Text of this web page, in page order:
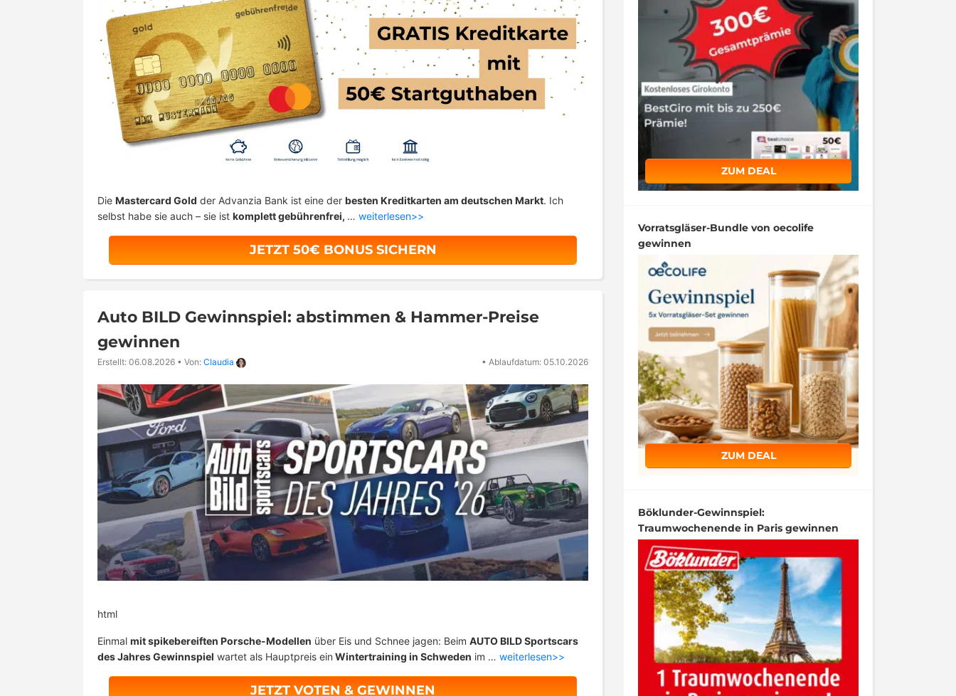
Die Mastercard Gold der Advanzia Bank ist eine der besten Kreditkarten am deutschen Markt. Ich
selbst habe sie auch – sie ist komplett gebührenfrei, … weiterlesen>>
JETZT 50€ BONUS SICHERN
Auto BILD Gewinnspiel: abstimmen & Hammer-Preise
gewinnen
Erstellt: 06.08.2026 • Von: Claudia • Ablaufdatum: 05.10.2026
html
Einmal mit spikebereiften Porsche-Modellen über Eis und Schnee jagen: Beim AUTO BILD Sportscars
des Jahres Gewinnspiel wartet als Hauptpreis ein Wintertraining in Schweden im … weiterlesen>>
JETZT VOTEN & GEWINNEN
ZUM DEAL
Vorratsgläser-Bundle von oecolife
gewinnen
ZUM DEAL
Böklunder-Gewinnspiel:
Traumwochenende in Paris gewinnen